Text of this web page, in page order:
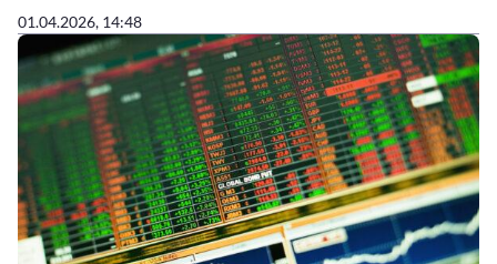
01.04.2026, 14:48